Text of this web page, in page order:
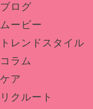
ブログ
ムービー
トレンドスタイル
コラム
ケア
リクルート